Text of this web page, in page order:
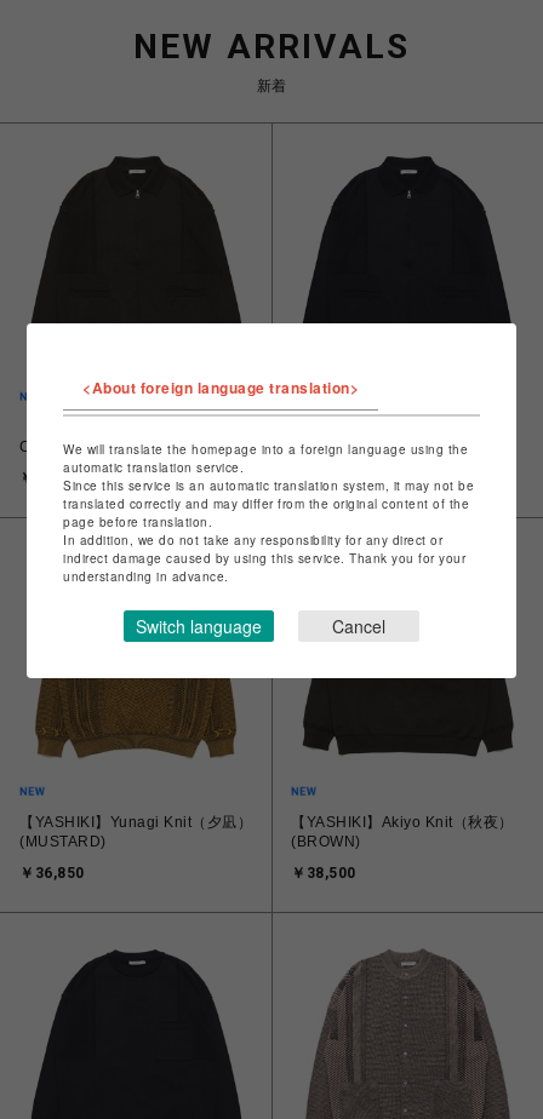
NEW ARRIVALS
新着
Cardigan（秋夜）(BROWN)
￥48,400
Cardigan（秋夜）(BLACK)
￥48,400
【YASHIKI】Yunagi Knit（夕凪）
(MUSTARD)
￥36,850
【YASHIKI】Akiyo Knit（秋夜）
(BROWN)
￥38,500
<About foreign language translation>
We will translate the homepage into a foreign language using the
automatic translation service.
Since this service is an automatic translation system, it may not be
translated correctly and may differ from the original content of the
page before translation.
In addition, we do not take any responsibility for any direct or
indirect damage caused by using this service. Thank you for your
understanding in advance.
Switch language Cancel